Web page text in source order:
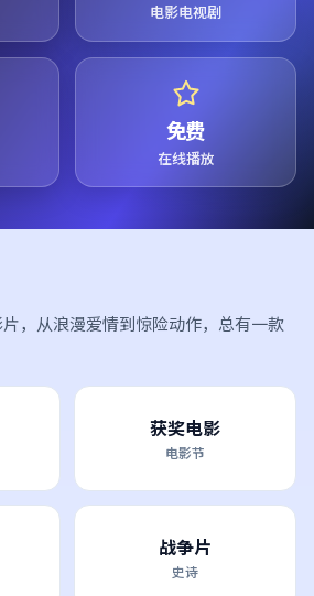
电影电视剧
免费
在线播放
，从浪漫爱情到惊险动作，总有一款
获奖电影
电影节
战争片
史诗